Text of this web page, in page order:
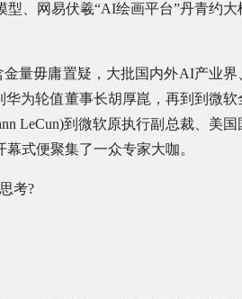
、网易伏羲“AI绘画平台”丹青约大
量毋庸置疑，大批国内外AI产业界
为轮值董事长胡厚崑，再到到微软
LeCun)到微软原执行副总裁、美国
式便聚集了一众专家大咖。
考?